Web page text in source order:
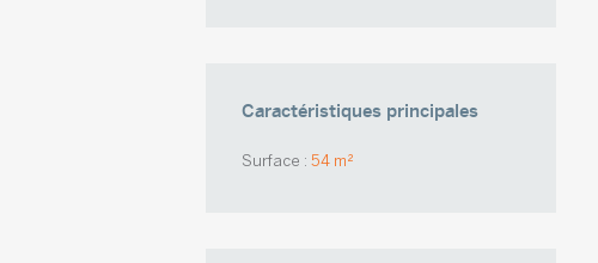
Caractéristiques principales
Surface : 54 m²